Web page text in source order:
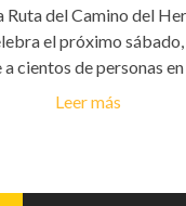
Ruta del Camino del
el próximo
a cientos de personas
Leer más